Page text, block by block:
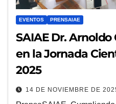
EVENTOS PRENSAIAE
SAIAE Dr.
en la Jornada
2025
14 DE NOVIEMBRE DE